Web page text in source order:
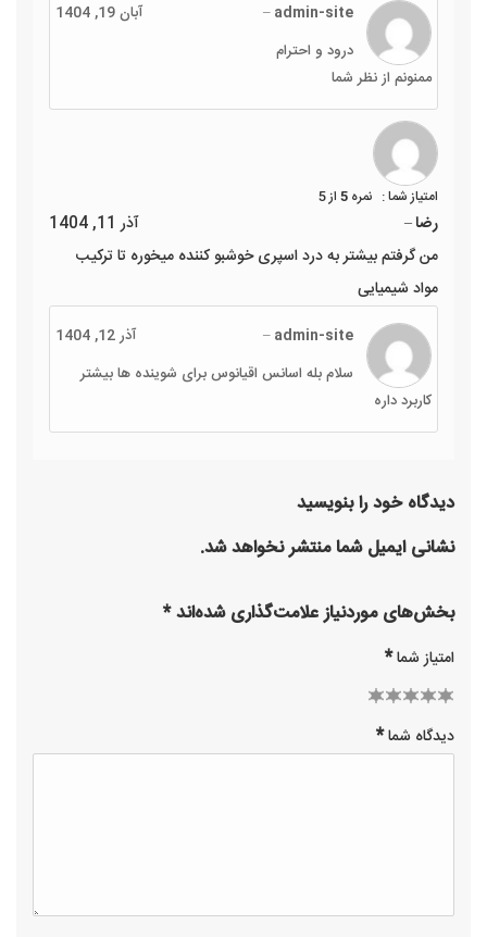
admin-site
–
آبان 19, 1404
درود و احترام
ممنونم از نظر شما
نمره 5 از 5
رضا–
آذر 11, 1404
من گرفتم بیشتر به درد اسپری خوشبو کننده میخوره تا ترکیب
مواد شیمیایی
admin-site
–
آذر 12, 1404
سلام بله اسانس اقیانوس برای شوینده ها بیشتر
کاربرد داره
دیدگاه خود را بنویسید
نشانی ایمیل شما منتشر نخواهد شد.
بخش‌های موردنیاز علامت‌گذاری شده‌اند*
امتیاز شما*
1
of
2 of
5
3 of 5
stars
stars
5 of 5
stars
دیدگاه شما*